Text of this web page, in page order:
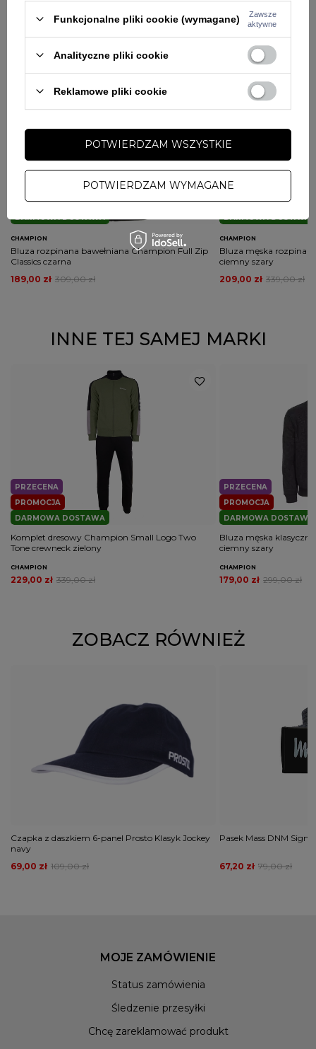
Potwierdź obecność oznaczeń lub etykiet
WYBRANE DLA CIEBIE
PROMOCJA
DARMOWA DOSTAWA
CHAMPION
Bluza rozpinana bawełniana Champion Full Zip
Classics czarna
309,00 zł
189,00 zł
PROMOCJA
PRZECENA
DARMOWA DOSTAWA
CHAMPION
Bluza męska
ciemny szary
339,00 zł
209,00 zł
INNE TEJ SAMEJ MARKI
PROMOCJA
PRZECENA
DARMOWA DOSTAWA
Komplet dresowy Champion Small Logo Two
Tone crewneck zielony
CHAMPION
339,00 zł
229,00 zł
PROMOCJA
PRZECENA
DARMOWA DOSTAWA
Bluza męska
ciemny szary
CHAMPION
299,00 zł
179,00 zł
ZOBACZ RÓWNIEŻ
Czapka z daszkiem 6-panel Prosto Klasyk Jockey
navy
109,00 zł
69,00 zł
Pasek Mass DNM
79,00 zł
67,20 zł
MOJE ZAMÓWIENIE
Status zamówienia
Śledzenie przesyłki
Chcę zareklamować produkt
Funkcjonalne pliki cookie (wymagane)
Zawsze
aktywne
Analityczne pliki cookie
Reklamowe pliki cookie
POTWIERDZAM WYMAGANE
POTWIERDZAM WSZYSTKIE